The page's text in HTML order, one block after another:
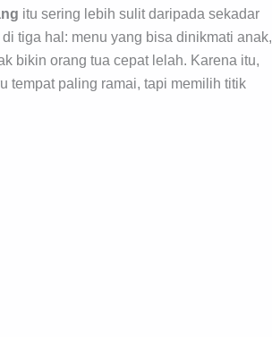
itu sering lebih sulit daripada sekadar
tiga hal: menu yang bisa dinikmati anak,
bikin orang tua cepat lelah. Karena itu,
tempat paling ramai, tapi memilih titik